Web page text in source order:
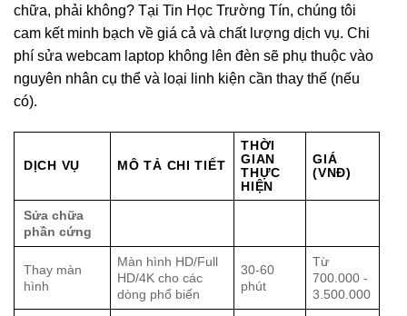
chữa, phải không? Tại Tin Học Trường Tín, chúng tôi
cam kết minh bạch về giá cả và chất lượng dịch vụ. Chi
phí sửa webcam laptop không lên đèn sẽ phụ thuộc vào
nguyên nhân cụ thể và loại linh kiện cần thay thế (nếu
có).
DỊCH VỤ MÔ TẢ CHI TIẾT
THỜI
GIAN
THỰC
HIỆN
GIÁ
(VNĐ)
Sửa chữa
phần cứng
Thay màn
hình
Màn hình HD/Full
HD/4K cho các
dòng phổ biến
30-60
phút
Từ
700.000 -
3.500.000